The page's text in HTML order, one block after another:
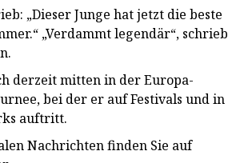
„Dieser Junge hat jetzt die beste
„Verdammt legendär“, schrieb
derzeit mitten in der Europa-
bei der er auf Festivals und in
auftritt.
Nachrichten finden Sie auf